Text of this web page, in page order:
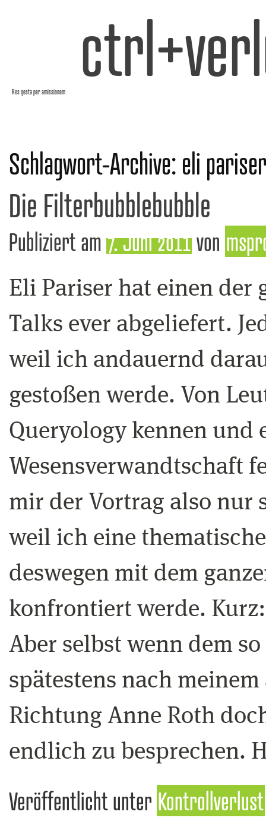
Res gesta per amissionem
Schlagwort-Archive:eli pariser
Die Filterbubblebubble
Publiziert am 7. Juni 2011von
Eli Pariser hat einen der
Talks ever abgeliefert.
weil ich andauernd
gestoßen werde. Von
Queryology kennen und
Wesensverwandtschaft
mir der Vortrag also nur
weil ich eine
deswegen mit dem
konfrontiert werde.
Aber selbst wenn dem
spätestens nach
Richtung Anne Roth
endlich zu besprechen.
Veröffentlicht unter Kontrollverlust